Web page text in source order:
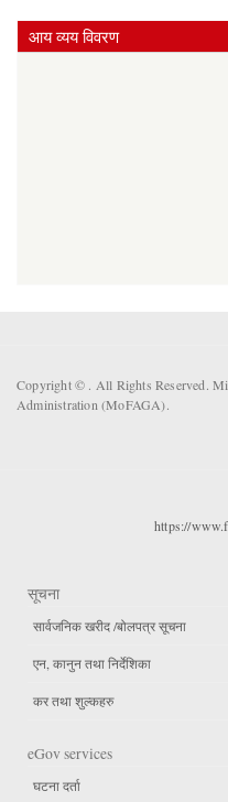
आय व्यय विवरण
Copyright © . All Rights Reserved.
Administration (MoFAGA).
https://
सूचना
सार्वजनिक खरीद /बोलपत्र सूचना
एन, कानुन तथा निर्देशिका
कर तथा शुल्कहरु
eGov services
घटना दर्ता